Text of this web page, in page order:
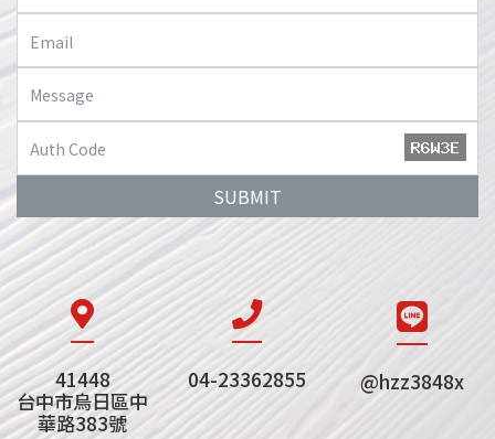
SUBMIT
41448
台中市烏日區中
華路383號
04-23362855 @hzz3848x